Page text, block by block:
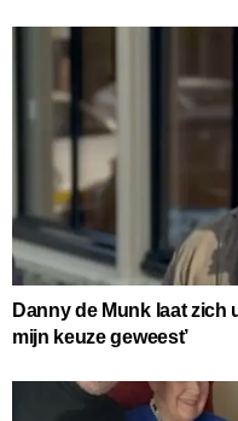
Danny de Munk laat zich
mijn keuze geweest’